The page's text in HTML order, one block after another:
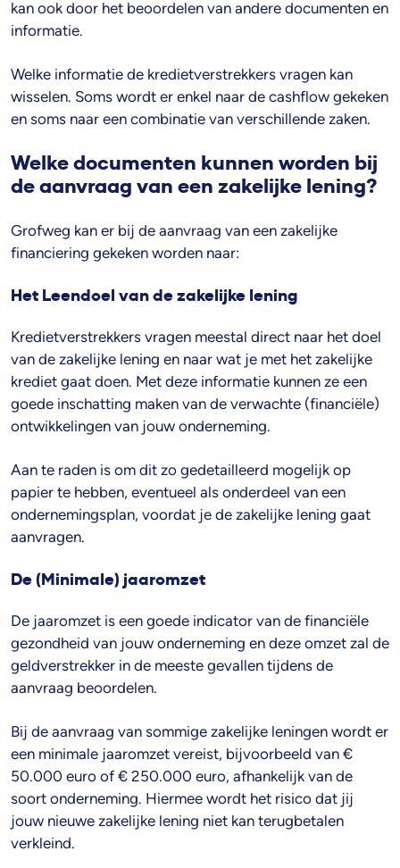
kan ook door het beoordelen van andere documenten en
informatie.
Welke informatie de kredietverstrekkers vragen kan
wisselen. Soms wordt er enkel naar de cashflow gekeken
en soms naar een combinatie van verschillende zaken.
Welke documenten kunnen worden bij
de aanvraag van een zakelijke lening?
Grofweg kan er bij de aanvraag van een zakelijke
financiering gekeken worden naar:
Het Leendoel van de zakelijke lening
Kredietverstrekkers vragen meestal direct naar het doel
van de zakelijke lening en naar wat je met het zakelijke
krediet gaat doen. Met deze informatie kunnen ze een
goede inschatting maken van de verwachte (financiële)
ontwikkelingen van jouw onderneming.
Aan te raden is om dit zo gedetailleerd mogelijk op
papier te hebben, eventueel als onderdeel van een
ondernemingsplan, voordat je de zakelijke lening gaat
aanvragen.
De (Minimale) jaaromzet
De jaaromzet is een goede indicator van de financiële
gezondheid van jouw onderneming en deze omzet zal de
geldverstrekker in de meeste gevallen tijdens de
aanvraag beoordelen.
Bij de aanvraag van sommige zakelijke leningen wordt er
een minimale jaaromzet vereist, bijvoorbeeld van €
50.000 euro of € 250.000 euro, afhankelijk van de
soort onderneming. Hiermee wordt het risico dat jij
jouw nieuwe zakelijke lening niet kan terugbetalen
verkleind.